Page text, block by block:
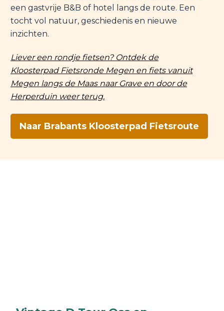
een gastvrije B&B of hotel langs de route. Een
tocht vol natuur, geschiedenis en nieuwe
inzichten.
Liever een rondje fietsen? Ontdek de
Kloosterpad Fietsronde Megen en fiets vanuit
Megen langs de Maas naar Grave en door de
Herperduin weer terug.
Naar Brabants Kloosterpad Fietsroute